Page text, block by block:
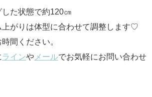
た状態で約120㎝
上がりは体型に合わせて調整します♡
間ください。
ラインや メールでお気軽にお問い合わせ